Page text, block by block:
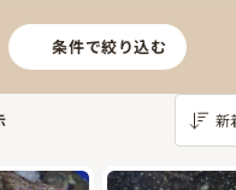
条件で絞り込む